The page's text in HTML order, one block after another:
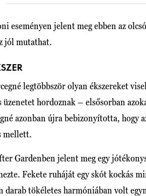
eseményen jelent meg ebben az
jól mutathat.
legtöbbször olyan ékszereket
hordoznak – elsősorban
azonban újra bebizonyította, hogy
mellett.
Gardenben jelent meg egy
Fekete ruháját egy skót kockás
darab tökéletes harmóniában volt